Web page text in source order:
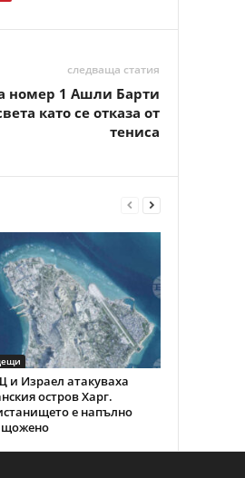
следваща статия
номер 1 Ашли Барти
като се отказа от
тениса
и Израел атакуваха
остров Харг.
е напълно